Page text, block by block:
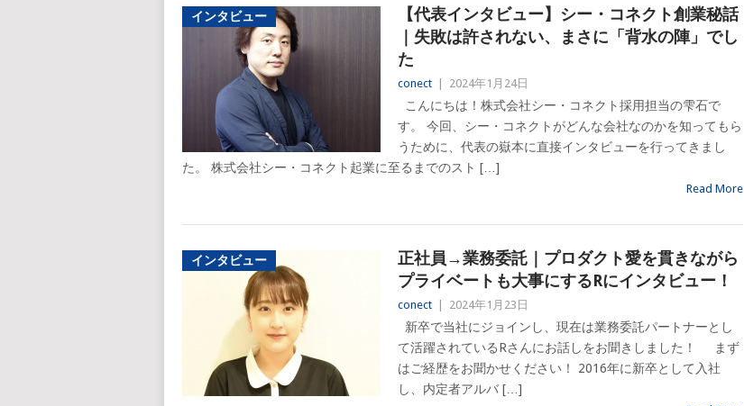
インタビュー
【代表インタビュー】シー・コネクト創業秘話
｜失敗は許されない、まさに「背水の陣」でし
た
conect 2024年1月24日
こんにちは！株式会社シー・コネクト採用担当の雫石で
す。 今回、シー・コネクトがどんな会社なのかを知ってもら
うために、代表の嶽本に直接インタビューを行ってきまし
た。 株式会社シー・コネクト起業に至るまでのスト […]
Read More
インタビュー
正社員→業務委託｜プロダクト愛を貫きながら
プライベートも大事にするRにインタビュー！
conect 2024年1月23日
新卒で当社にジョインし、現在は業務委託パートナーとし
て活躍されているRさんにお話しをお聞きしました！ まず
はご経歴をお聞かせください！ 2016年に新卒として入社
し、内定者アルバ […]